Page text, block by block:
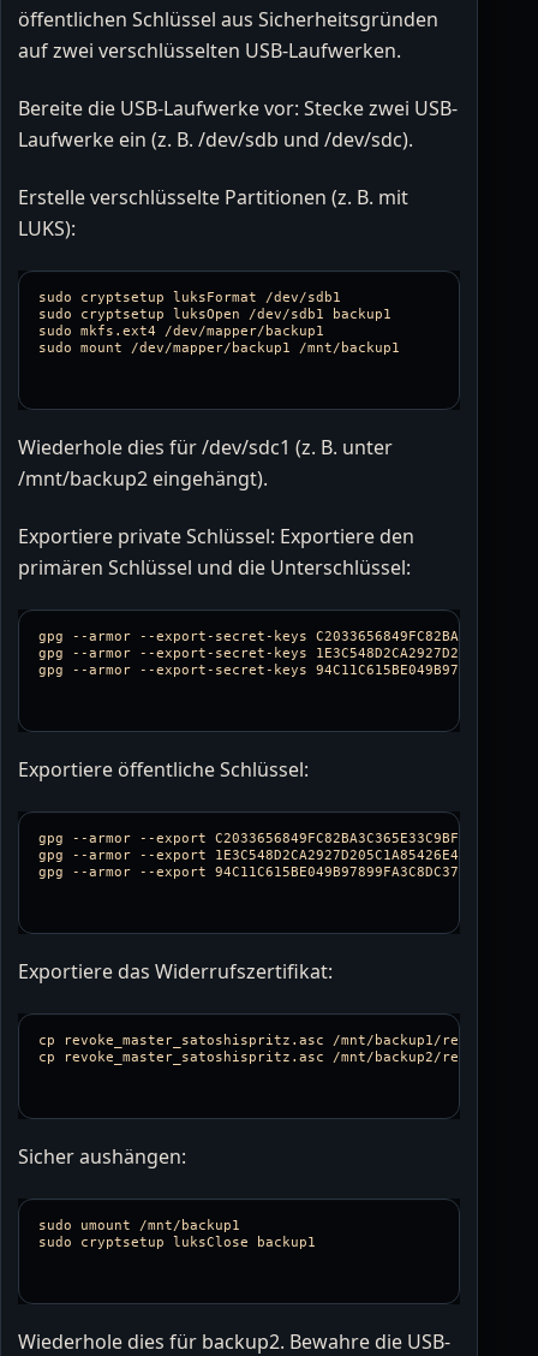
öffentlichen Schlüssel aus Sicherheitsgründen
auf zwei verschlüsselten USB-Laufwerken.
Bereite die USB-Laufwerke vor: Stecke zwei USB-
Laufwerke ein (z. B. /dev/sdb und /dev/sdc).
Erstelle verschlüsselte Partitionen (z. B. mit
LUKS):
sudo
sudo
sudo
sudo
Wiederhole dies für /dev/sdc1 (z. B. unter
/mnt/backup2 eingehängt).
Exportiere private Schlüssel: Exportiere den
primären Schlüssel und die Unterschlüssel:
gpg --armor --export-secret-keys
gpg
--armor --export-secret-keys
gpg
--armor --export-secret-keys
Exportiere öffentliche Schlüssel:
gpg --armor --export
gpg
--armor --export
gpg
--armor --export
Exportiere das Widerrufszertifikat:
cp
cp
Sicher aushängen:
sudo
sudo
Wiederhole dies für backup2. Bewahre die USB-